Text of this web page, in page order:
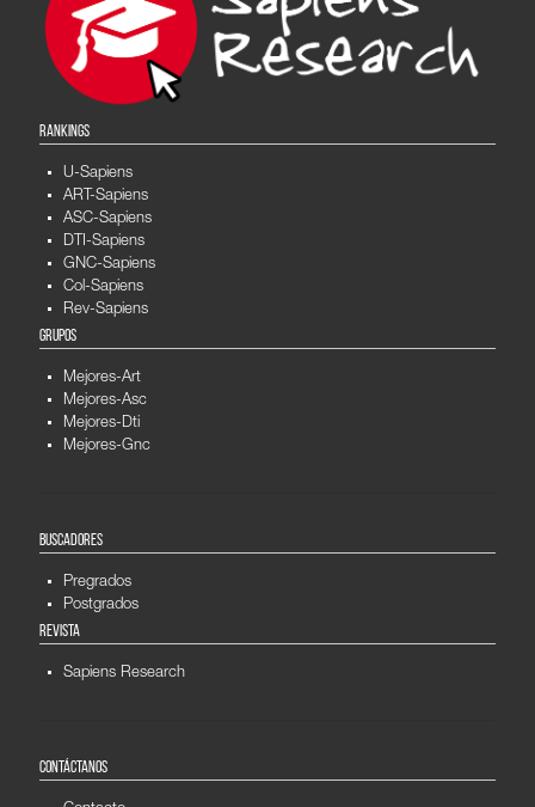
RANKINGS
U-Sapiens
ART-Sapiens
ASC-Sapiens
DTI-Sapiens
GNC-Sapiens
Col-Sapiens
Rev-Sapiens
GRUPOS
Mejores-Art
Mejores-Asc
Mejores-Dti
Mejores-Gnc
BUSCADORES
Pregrados
Postgrados
REVISTA
Sapiens Research
CONTÁCTANOS